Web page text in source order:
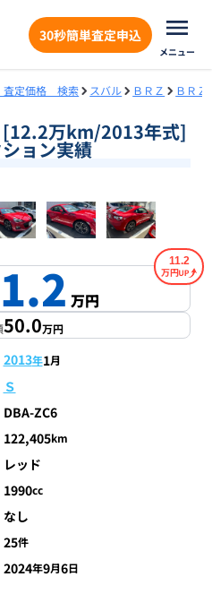
30秒簡単査定申込
メニュー
査定価格 検索 スバル ＢＲＺ ＢＲＺ
万km/2013年式]
ョン実績
1/18
万円
11.2
万円
50.0万円
2013年1月
Ｓ
DBA-ZC6
122,405km
レッド
1990cc
なし
25件
2024年9月6日